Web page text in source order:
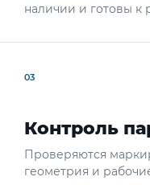
наличии и готовы к
03
Контроль
Проверяются
геометрия и